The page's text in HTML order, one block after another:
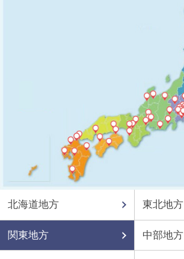
北海道地方 東北地方
関東地方 中部地方